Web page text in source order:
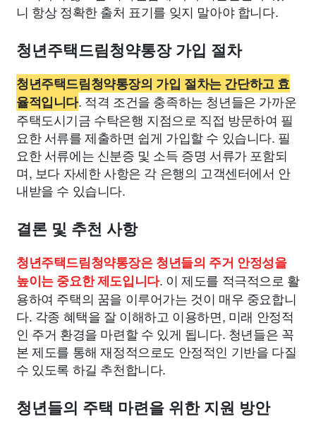
니 항상 정확한 출처 표기를 잊지 말아야 합니다.
청년주택드림청약통장 가입 절차
청년주택드림청약통장의 가입 절차는 간단하고 효
율적입니다. 적격 조건을 충족하는 청년들은 가까운
주택도시기금 수탁은행 지점으로 직접 방문하여 필
요한 서류를 제출하면 쉽게 가입할 수 있습니다. 필
요한 서류에는 신분증 및 소득 증명 서류가 포함되
며, 보다 자세한 사항은 각 은행의 고객센터에서 안
내받을 수 있습니다.
결론 및 추천 사항
청년주택드림청약통장은 청년들의 주거 안정성을
높이는 중요한 제도입니다. 이 제도를 적극적으로 활
용하여 주택의 꿈을 이루어가는 것이 매우 중요합니
다. 각종 혜택을 잘 이해하고 이용하면, 미래 안정적
인 주거 환경을 마련할 수 있게 됩니다. 청년들은 꼭
본 제도를 통해 재정적으로도 안정적인 기반을 다질
수 있도록 하길 추천합니다.
청년들의 주택 마련을 위한 지원 방안